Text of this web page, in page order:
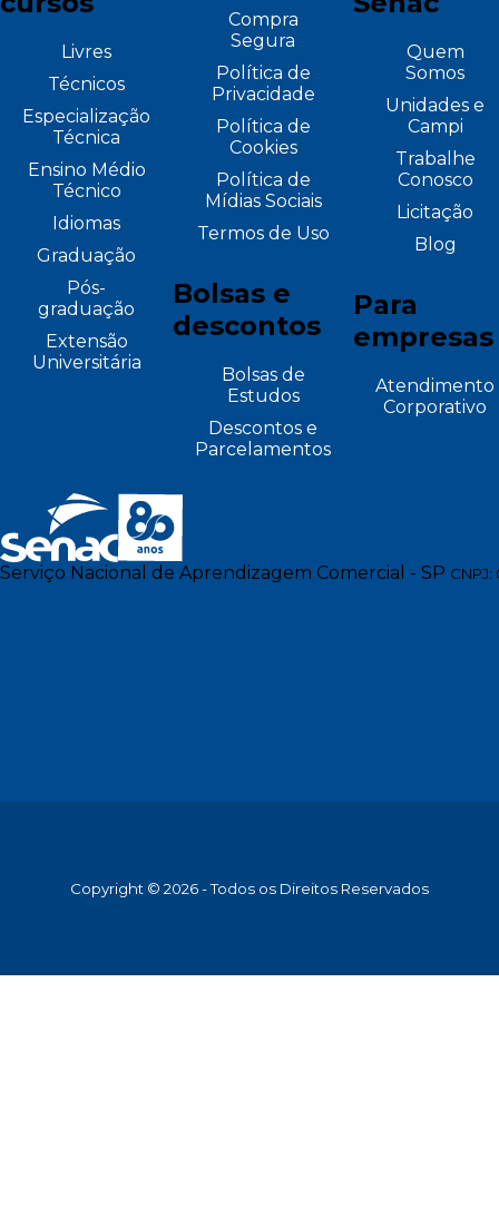
Livres
Técnicos
Especialização
Técnica
Ensino Médio
Técnico
Idiomas
Graduação
Pós-
graduação
Extensão
Universitária
Compra
Segura
Política de
Privacidade
Política de
Cookies
Política de
Mídias Sociais
Termos de Uso
Bolsas e
descontos
Bolsas de
Estudos
Descontos e
Parcelamentos
Quem
Somos
Unidades e
Campi
Trabalhe
Conosco
Licitação
Blog
Para
empresas
Atendimento
Corporativo
Serviço Nacional de Aprendizagem Comercial - SP
Copyright © 2026 - Todos os Direitos Reservados